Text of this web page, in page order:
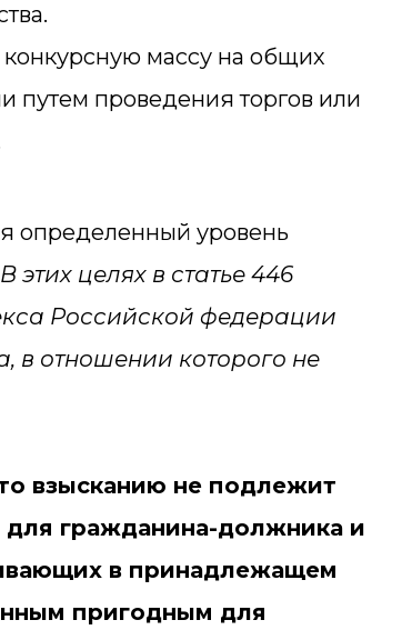
массу на общих
путем проведения торгов или
определенный уровень
В этих целях в статье 446
Российской федерации
в отношении которого не
взысканию не подлежит
гражданина-должника и
в принадлежащем
пригодным для